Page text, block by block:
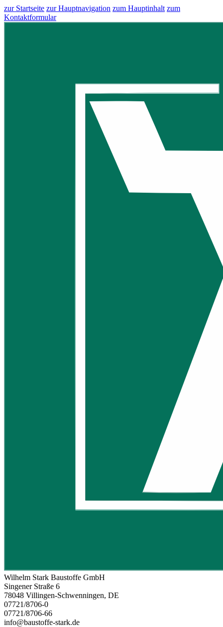
zur Startseite zur Hauptnavigation zum Hauptinhalt zum
Kontaktformular
Wilhelm Stark Baustoffe GmbH
Singener Straße 6
78048 Villingen-Schwenningen, DE
07721/8706-0
07721/8706-66
info@baustoffe-stark.de